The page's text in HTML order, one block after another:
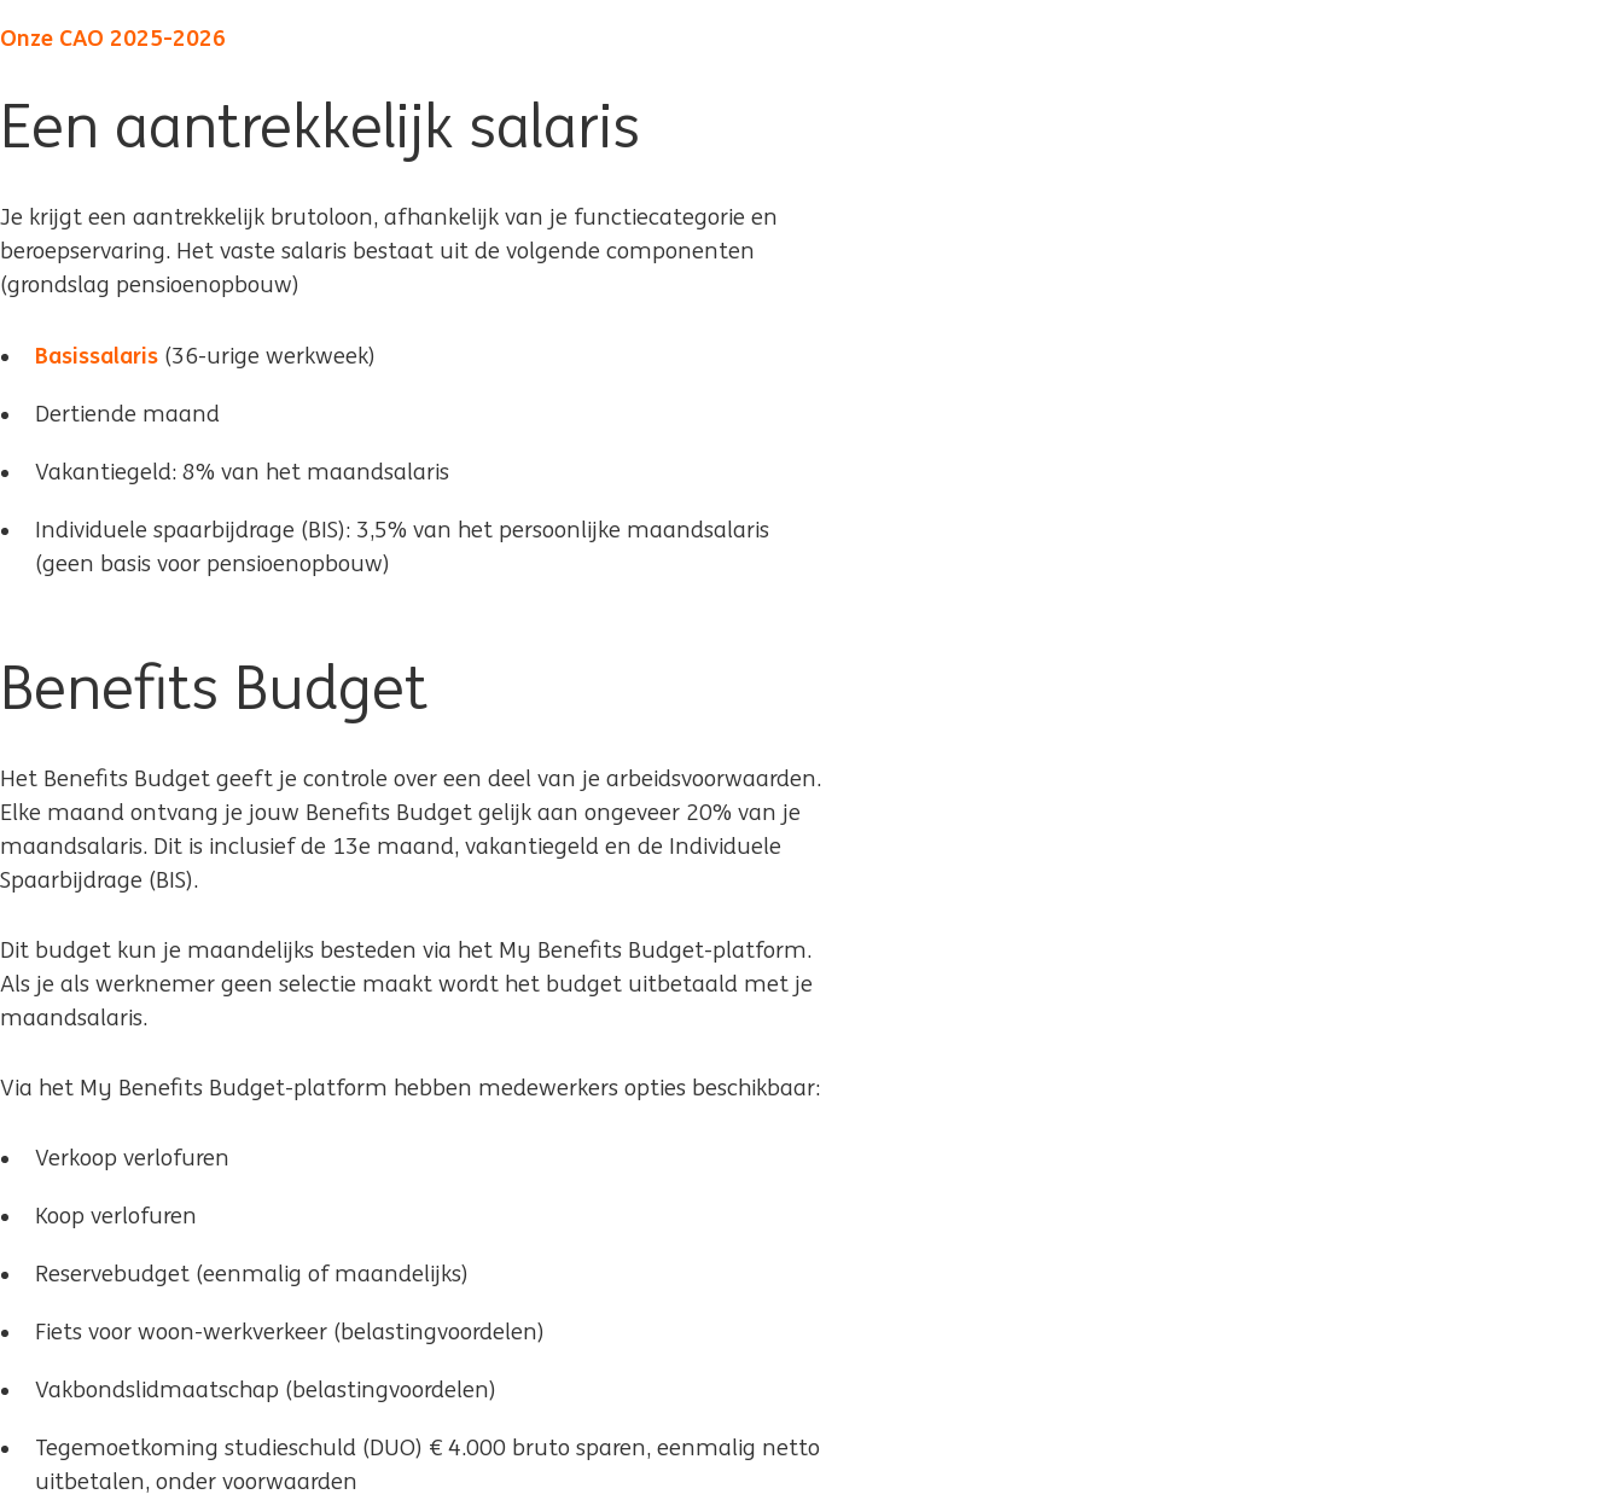
Onze CAO 2025-2026
Een aantrekkelijk salaris
Je krijgt een aantrekkelijk brutoloon, afhankelijk van je functiecategorie en
beroepservaring. Het vaste salaris bestaat uit de volgende componenten
(grondslag pensioenopbouw)
Basissalaris (36-urige werkweek)
Dertiende maand
Vakantiegeld: 8% van het maandsalaris
Individuele spaarbijdrage (BIS): 3,5% van het persoonlijke maandsalaris
(geen basis voor pensioenopbouw)
Benefits Budget
Het Benefits Budget geeft je controle over een deel van je arbeidsvoorwaarden.
Elke maand ontvang je jouw Benefits Budget gelijk aan ongeveer 20% van je
maandsalaris. Dit is inclusief de 13e maand, vakantiegeld en de Individuele
Spaarbijdrage (BIS).
Dit budget kun je maandelijks besteden via het My Benefits Budget-platform.
Als je als werknemer geen selectie maakt wordt het budget uitbetaald met je
maandsalaris.
Via het My Benefits Budget-platform hebben medewerkers opties beschikbaar:
Verkoop verlofuren
Koop verlofuren
Reservebudget (eenmalig of maandelijks)
Fiets voor woon-werkverkeer (belastingvoordelen)
Vakbondslidmaatschap (belastingvoordelen)
Tegemoetkoming studieschuld (DUO) € 4.000 bruto sparen, eenmalig netto
uitbetalen, onder voorwaarden